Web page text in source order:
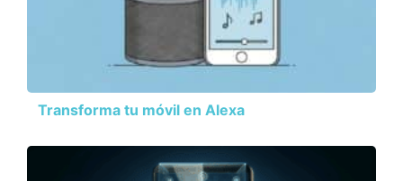
Transforma tu móvil en Alexa